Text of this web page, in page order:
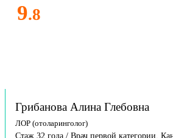
9.8
Грибанова Алина Глебовна
ЛОР (отоларинголог)
Стаж 32 года / Врач первой категории,